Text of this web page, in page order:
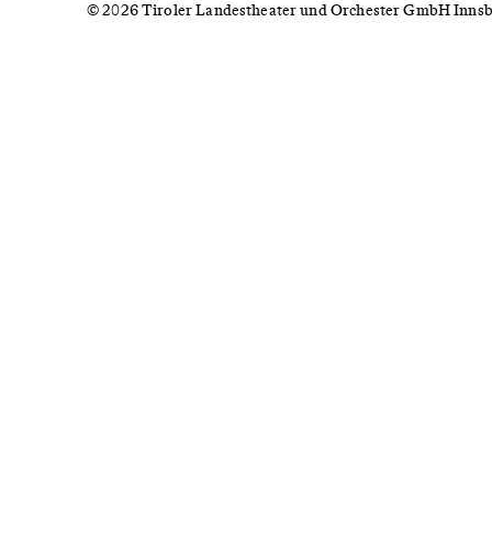
© 2026 Tiroler Landestheater und Orchester GmbH